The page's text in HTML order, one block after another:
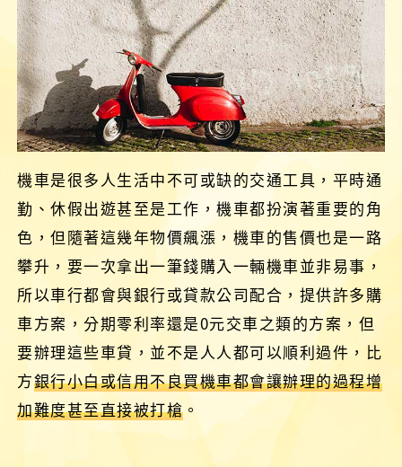
機車是很多人生活中不可或缺的交通工具，平時通
勤、休假出遊甚至是工作，機車都扮演著重要的角
色，但隨著這幾年物價飆漲，機車的售價也是一路
攀升，要一次拿出一筆錢購入一輛機車並非易事，
所以車行都會與銀行或貸款公司配合，提供許多購
車方案，分期零利率還是0元交車之類的方案，但
要辦理這些車貸，並不是人人都可以順利過件，比
方銀行小白或信用不良買機車都會讓辦理的過程增
加難度甚至直接被打槍 。